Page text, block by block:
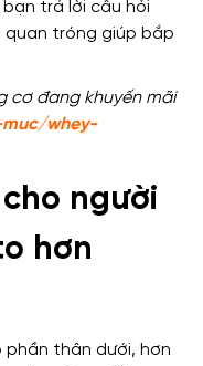
cơ đang khuyến mãi
whey-
cho người
hơn
phần thân dưới, hơn